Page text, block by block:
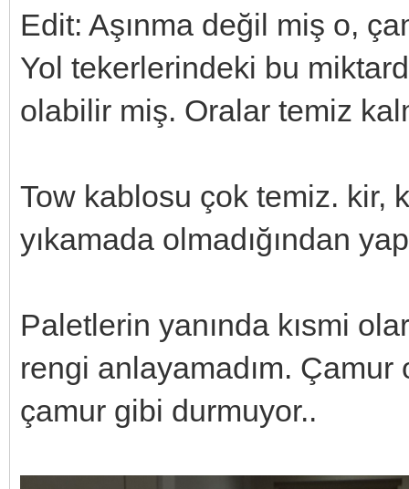
Edit: Aşınma değil miş o,
Yol tekerlerindeki bu
olabilir miş. Oralar temiz
Tow kablosu çok temiz. kir,
yıkamada olmadığından
Paletlerin yanında kısmi
rengi anlayamadım.
çamur gibi durmuyor..